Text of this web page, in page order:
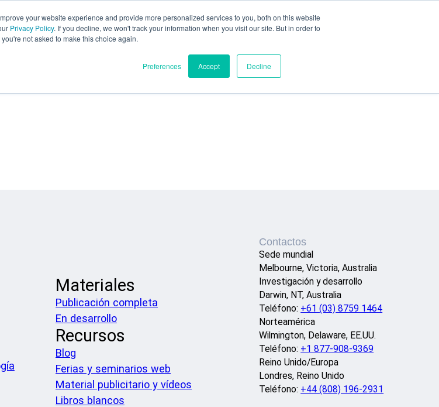
your website experience and provide more personalized services to you, both on this website
Privacy Policy. If you decline, we won't track your information when you visit our site. But in order to
not asked to make this choice again.
Preferences Accept Decline
Materiales
Publicación completa
En desarrollo
Recursos
Blog
Ferias y seminarios web
Material publicitario y vídeos
Libros blancos
Contactos
Sede mundial
Melbourne, Victoria, Australia
Investigación y desarrollo
Darwin, NT, Australia
Teléfono: +61 (03) 8759 1464
Norteamérica
Wilmington, Delaware, EE.UU.
Teléfono: +1 877-908-9369
Reino Unido/Europa
Londres, Reino Unido
Teléfono: +44 (808) 196-2931